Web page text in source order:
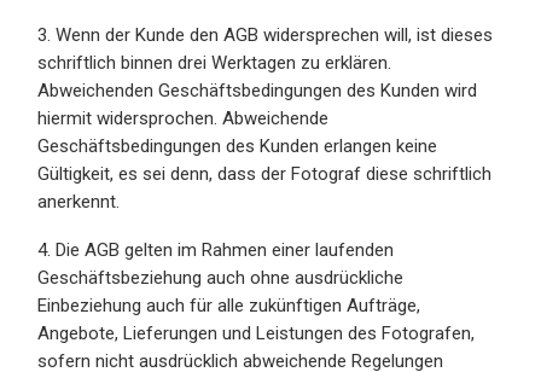
3. Wenn der Kunde den AGB widersprechen will, ist dieses
schriftlich binnen drei Werktagen zu erklären.
Abweichenden Geschäftsbedingungen des Kunden wird
hiermit widersprochen. Abweichende
Geschäftsbedingungen des Kunden erlangen keine
Gültigkeit, es sei denn, dass der Fotograf diese schriftlich
anerkennt.
4. Die AGB gelten im Rahmen einer laufenden
Geschäftsbeziehung auch ohne ausdrückliche
Einbeziehung auch für alle zukünftigen Aufträge,
Angebote, Lieferungen und Leistungen des Fotografen,
sofern nicht ausdrücklich abweichende Regelungen